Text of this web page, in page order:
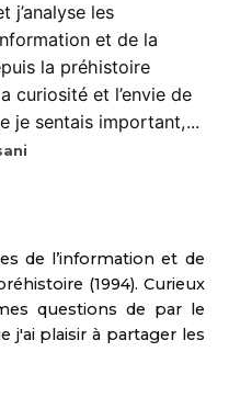
j’analyse les
et de la
la préhistoire
curiosité et l’envie de
je sentais important,...
de l’information et de
(1994). Curieux
questions de par le
j'ai plaisir à partager les